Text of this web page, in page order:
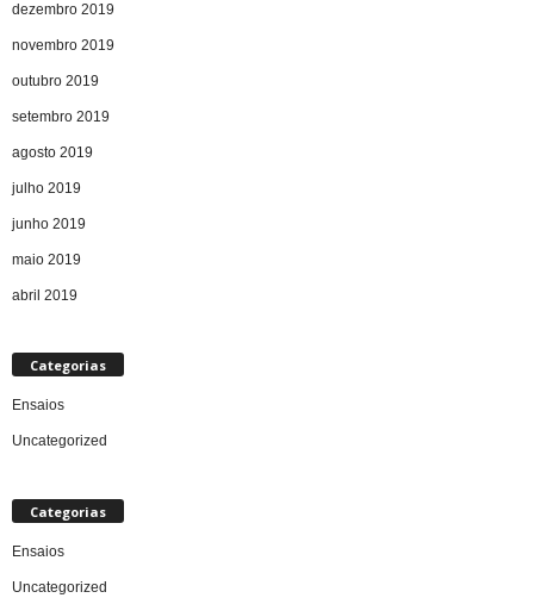
dezembro 2019
novembro 2019
outubro 2019
setembro 2019
agosto 2019
julho 2019
junho 2019
maio 2019
abril 2019
Categorias
Ensaios
Uncategorized
Categorias
Ensaios
Uncategorized